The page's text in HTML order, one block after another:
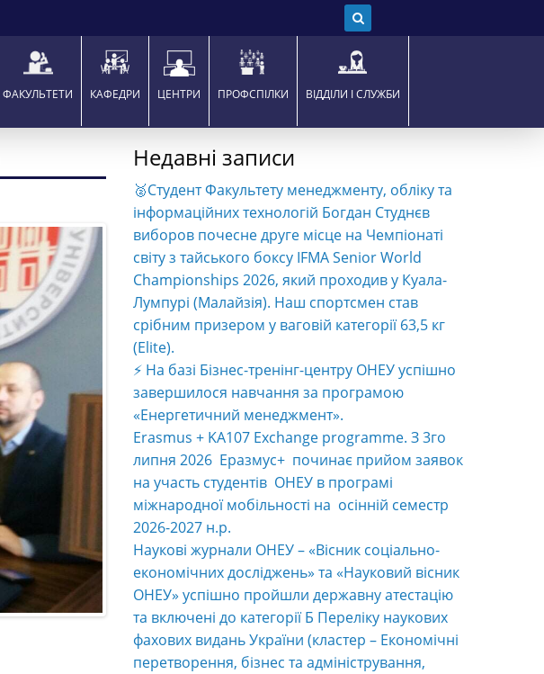
ФАКУЛЬТЕТИ КАФЕДРИ ЦЕНТРИ ПРОФСПІЛКИ ВІДДІЛИ І СЛУЖБИ
Недавні записи
🥈Студент Факультету менеджменту, обліку та
інформаційних технологій Богдан Студнєв
виборов почесне друге місце на Чемпіонаті
світу з тайського боксу IFMA Senior World
Championships 2026, який проходив у Куала-
Лумпурі (Малайзія). Наш спортсмен став
срібним призером у ваговій категорії 63,5 кг
(Elite).
⚡️ На базі Бізнес-тренінг-центру ОНЕУ успішно
завершилося навчання за програмою
«Енергетичний менеджмент».
Erasmus + KA107 Exchange programme. З 3го
липня 2026 Еразмус+ починає прийом заявок
на участь студентів ОНЕУ в програмі
міжнародної мобільності на осінній семестр
2026-2027 н.р.
Наукові журнали ОНЕУ – «Вісник соціально-
економічних досліджень» та «Науковий вісник
ОНЕУ» успішно пройшли державну атестацію
та включені до категорії Б Переліку наукових
фахових видань України (кластер – Економічні
перетворення, бізнес та адміністрування,